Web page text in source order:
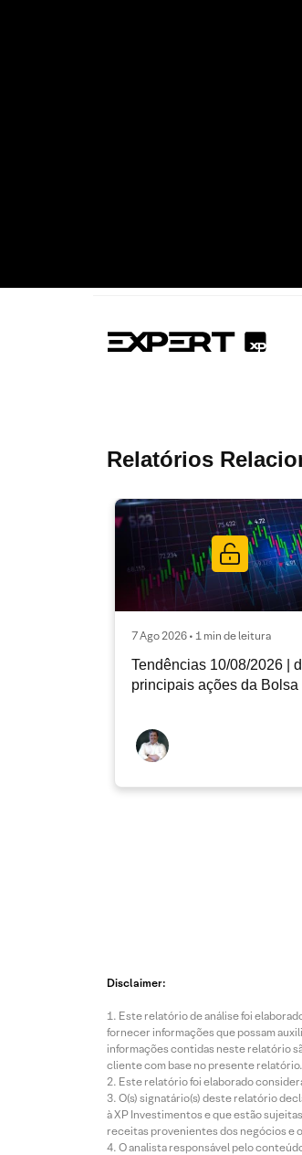
Relatórios
7 Ago 2026 • 1 min de leitura
Tendências 10/08/2026 |
principais ações da Bolsa
Disclaimer:
Este relatório de análise foi
fornecer informações que possam
informações contidas neste relatório
cliente com base no presente relatório.
Este relatório foi elaborado
O(s) signatário(s) deste relatório
à XP Investimentos e que estão
receitas provenientes dos negócios e
O analista responsável pelo